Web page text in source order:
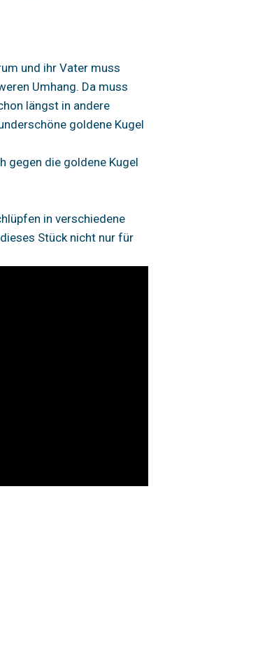
und ihr Vater muss
Umhang. Da muss
längst in andere
goldene Kugel
gegen die goldene Kugel
in verschiedene
Stück nicht nur für